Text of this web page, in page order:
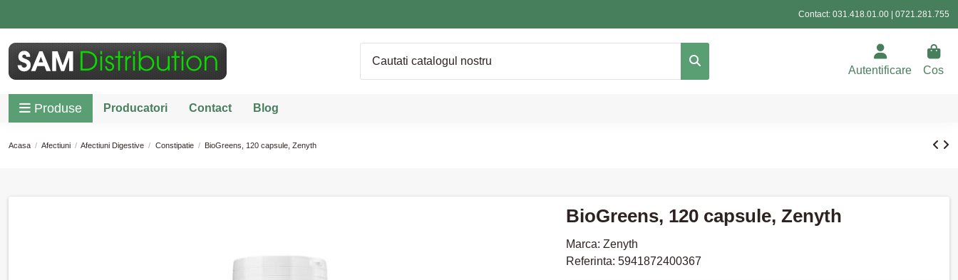
Contact: 031.418.01.00 0721.281.755
Autentificare Cos
Produse Producatori Contact Blog
Acasa Afectiuni Afectiuni Digestive Constipatie BioGreens, 120 capsule, Zenyth
BioGreens, 120 capsule, Zenyth
Marca: Zenyth
Referinta: 5941872400367